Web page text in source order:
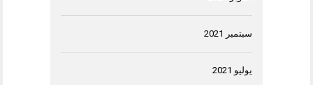
سبتمبر 2021
يوليو 2021